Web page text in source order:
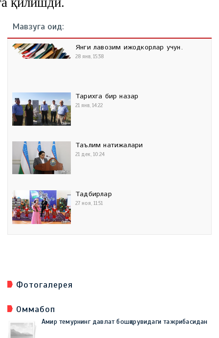
Мавзуга оид:
Янги лавозим ижодкорлар учун.
28 янв, 15:38
Тарихга бир назар
21 янв, 14:22
Таълим натижалари
21 дек, 10:24
Тадбирлар
27 ноя, 11:51
Фотогалерея
Оммабоп
Амир темурнинг давлат бошқарувидаги тажрибасидан